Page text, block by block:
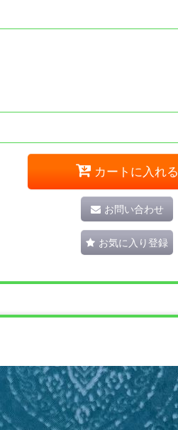
カートに入れる
お問い合わせ
お気に入り登録